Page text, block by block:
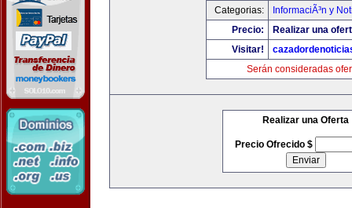
Categorias:
InformaciÃ³n y
Precio:
Realizar una
Visitar!
Serán consideradas
Realizar una Oferta
Precio Ofrecido $